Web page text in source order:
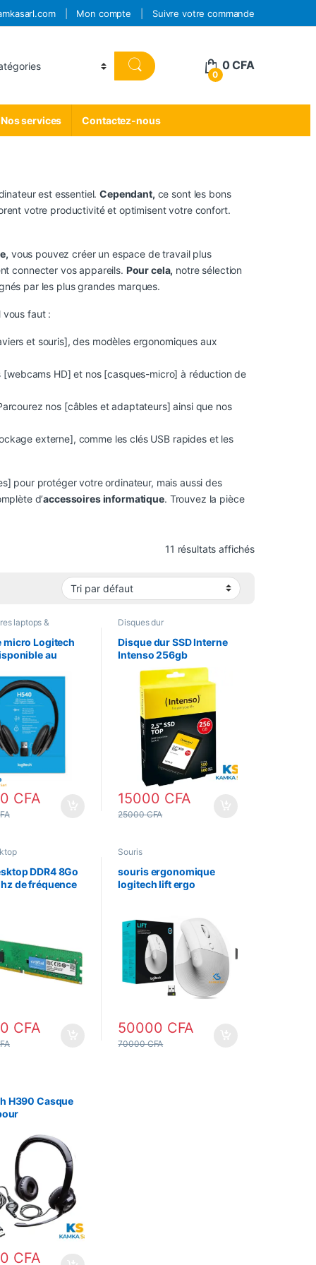
Mon compte Suivre votre commande
0
0CFA
Nos services Contactez-nous
est essentiel.Cependant, ce sont les bons
votre productivité et optimisent votre confort.
vous pouvez créer un espace de travail plus
connecter vos appareils. Pour cela, notre sélection
par les plus grandes marques.
vous faut :
et souris], des modèles ergonomiques aux
HD] et nos [casques-micro] à réduction de
nos [câbles et adaptateurs] ainsi que nos
externe], comme les clés USB rapides et les
pour protéger votre ordinateur, mais aussi des
d’accessoires informatique. Trouvez la pièce
11 résultats affichés
laptops &
Accessoires
,Casques
micro Logitech
au
CFA
Disques dur
Disque dur SSD Interne
Intenso 256gb
15000 CFA
25000CFA
DDR4 8Go
de fréquence
CFA
Souris
souris ergonomique
logitech lift ergo
50000 CFA
70000CFA
H390 Casque
Stéréo avec
Antibruit,
CFA